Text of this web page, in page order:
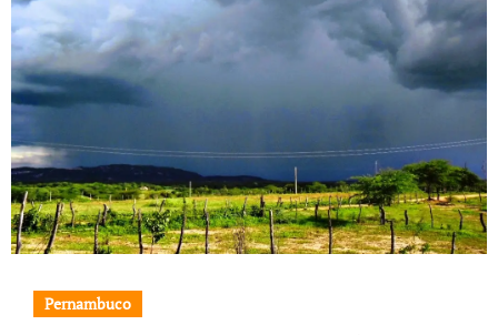
Pernambuco